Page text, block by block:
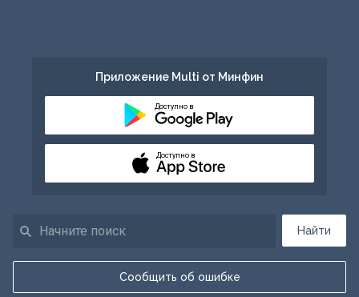
Найти
Сообщить об ошибке
Приложение Multi от Минфин
Доступно в
Доступно в